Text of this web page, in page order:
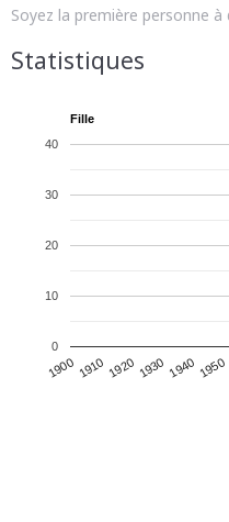
Soyez la première personne
Statistiques
Fille
1900 1910 1920 1930 1940 1950
0
10
20
30
40